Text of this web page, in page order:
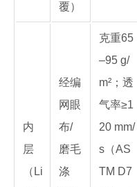
覆）
内
层
（Li
经编
网眼
布/
磨毛
涤
克重65
–95 g/
m²；透
气率≥1
20 mm/
s（AS
TM D7